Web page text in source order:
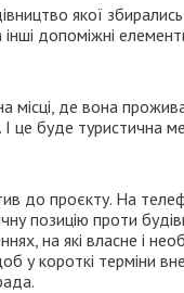
якої
допоміжні
місці, де вона
це буде туристична
до проєкту. На
позицію проти
на які власне і
у короткі терміни